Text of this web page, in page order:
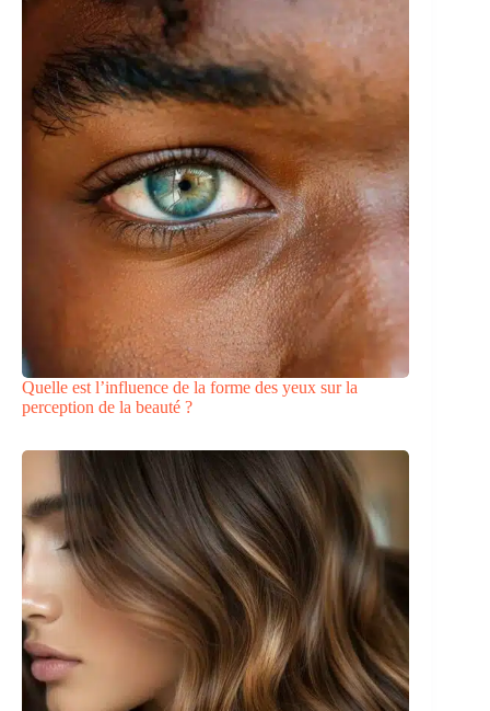
Quelle est l’influence de la forme des yeux sur la
perception de la beauté ?